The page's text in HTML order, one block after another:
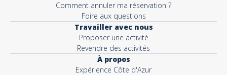
Comment annuler ma réservation ?
Foire aux questions
Travailler avec nous
Proposer une activité
Revendre des activités
À propos
Expérience Côte d'Azur